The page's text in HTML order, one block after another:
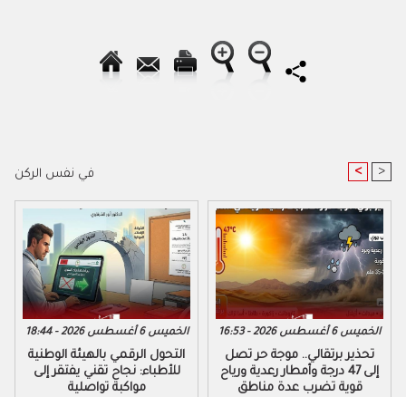
في نفس الركن < >
الخميس 6 أغسطس 2026 - 18:44
التحول الرقمي بالهيئة الوطنية
للأطباء: نجاح تقني يفتقر إلى
مواكبة تواصلية
الخميس 6 أغسطس 2026 - 16:53
تحذير برتقالي.. موجة حر تصل
إلى 47 درجة وأمطار رعدية ورياح
قوية تضرب عدة مناطق